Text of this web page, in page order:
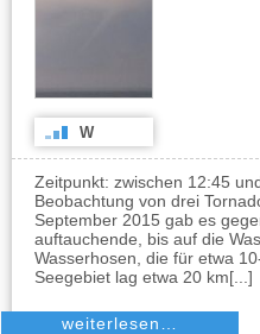
W
Zeitpunkt: zwischen 12:45
Beobachtung von drei
September 2015 gab es
auftauchende, bis auf die
Wasserhosen, die für etwa
Seegebiet lag etwa 20 km[...]
weiterlesen…